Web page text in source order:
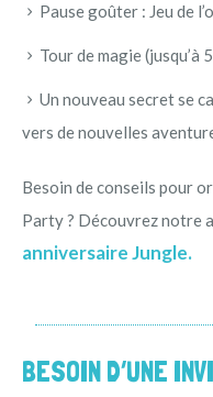
Pause goûter : Jeu de
Tour de magie (jusqu’à
Un nouveau secret se
vers de nouvelles
Besoin de conseils pour
Party ? Découvrez notre
anniversaire Jungle.
BESOIN D’UNE